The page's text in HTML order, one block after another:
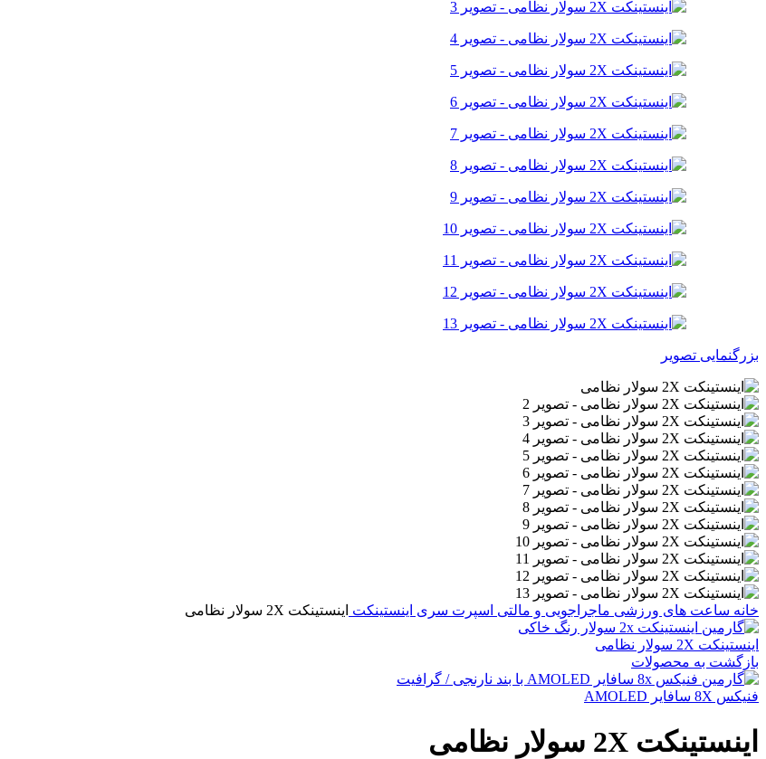
بزرگنمایی تصویر
خانه ساعت های ورزشی ماجراجویی و مالتی اسپرت سری اینستینکت اینستینکت 2X سولار نظامی
اینستینکت 2X سولار نظامی
بازگشت به محصولات
فنیکس 8X سافایر AMOLED
اینستینکت 2X سولار نظامی